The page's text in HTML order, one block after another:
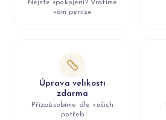
Nejste spokojeni? Vrátíme
vám peníze
Úprava velikosti
zdarma
Přizpůsobíme dle vašich
potřeb